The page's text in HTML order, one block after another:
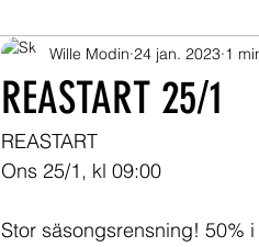
REASTART 25/1
Wille Modin 24 jan. 2023 1
REASTART
Ons 25/1, kl 09:00
Stor säsongsrensning! 50%